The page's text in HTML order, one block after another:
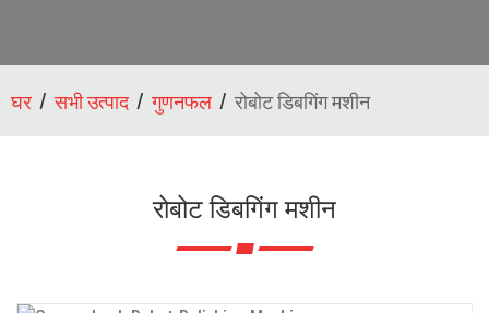
घर सभी उत्पाद गुणनफल रोबोट डिबगिंग मशीन
रोबोट डिबगिंग मशीन